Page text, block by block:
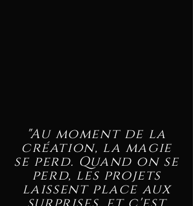
"Au moment de la
création, la magie
se perd. Quand on se
perd, les projets
laissent place aux